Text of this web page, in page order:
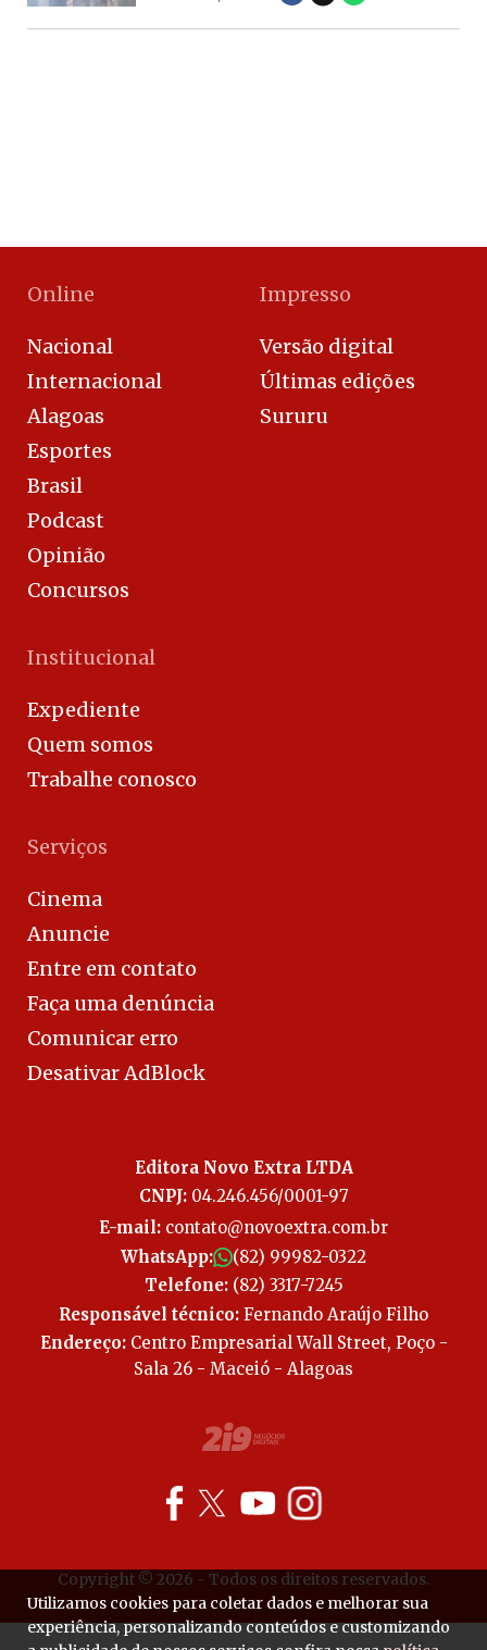
Online
Nacional
Internacional
Alagoas
Esportes
Brasil
Podcast
Opinião
Concursos
Impresso
Versão digital
Últimas edições
Sururu
Institucional
Expediente
Quem somos
Trabalhe conosco
Serviços
Cinema
Anuncie
Entre em contato
Faça uma denúncia
Comunicar erro
Desativar AdBlock
Editora Novo Extra LTDA
CNPJ:04.246.456/0001-97
E-mail: contato@novoextra.com.br
WhatsApp:
(82) 99982-0322
Telefone:(82) 3317-7245
Responsável técnico: Fernando Araújo Filho
Endereço:Centro Empresarial Wall Street, Poço -
Sala 26 - Maceió - Alagoas
Copyright © 2026 - Todos os direitos reservados.
Utilizamos cookies para coletar dados e melhorar sua
experiência, personalizando conteúdos e customizando